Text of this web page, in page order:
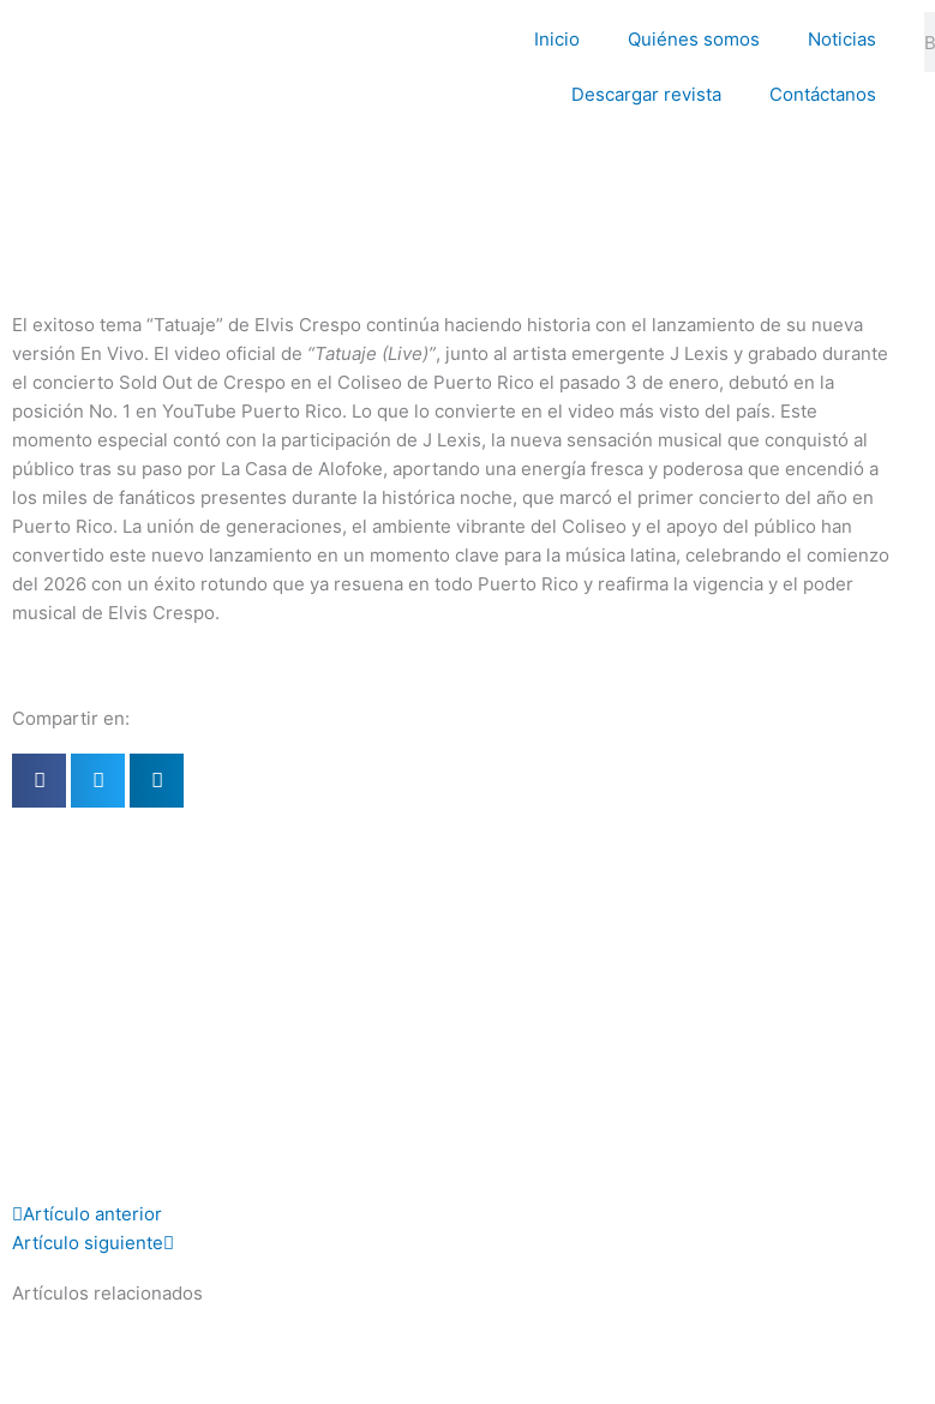
Inicio Quiénes somos Noticias
Descargar revista Contáctanos
El exitoso tema “Tatuaje” de Elvis Crespo continúa haciendo historia con el lanzamiento de su nueva
versión En Vivo. El video oficial de “Tatuaje (Live)”, junto al artista emergente J Lexis y grabado durante
el concierto Sold Out de Crespo en el Coliseo de Puerto Rico el pasado 3 de enero, debutó en la
posición No. 1 en YouTube Puerto Rico. Lo que lo convierte en el video más visto del país. Este
momento especial contó con la participación de J Lexis, la nueva sensación musical que conquistó al
público tras su paso por La Casa de Alofoke, aportando una energía fresca y poderosa que encendió a
los miles de fanáticos presentes durante la histórica noche, que marcó el primer concierto del año en
Puerto Rico. La unión de generaciones, el ambiente vibrante del Coliseo y el apoyo del público han
convertido este nuevo lanzamiento en un momento clave para la música latina, celebrando el comienzo
del 2026 con un éxito rotundo que ya resuena en todo Puerto Rico y reafirma la vigencia y el poder
musical de Elvis Crespo.
Compartir en:
Prev
Artículo anterior
Artículo siguiente
Artículos relacionados